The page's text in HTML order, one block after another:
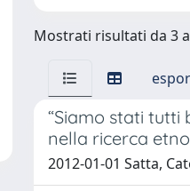
Mostrati risultati da 3
“Siamo stati tutti
nella ricerca
2012-01-01 Satta,